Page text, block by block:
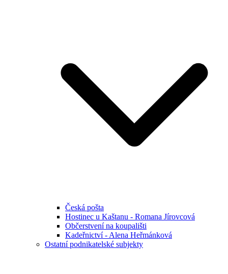
Česká pošta
Hostinec u Kaštanu - Romana Jírovcová
Občerstvení na koupališti
Kadeřnictví - Alena Heřmánková
Ostatní podnikatelské subjekty